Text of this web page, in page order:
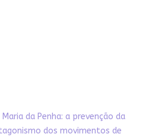
da Penha: a prevenção da
dos movimentos de